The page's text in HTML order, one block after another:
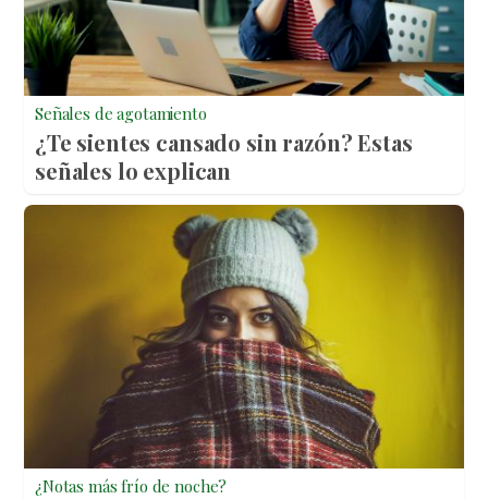
Señales de agotamiento
¿Te sientes cansado sin razón? Estas
señales lo explican
¿Notas más frío de noche?